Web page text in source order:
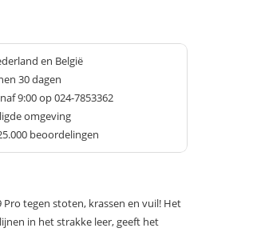
en België
30 dagen
9:00 op 024-7853362
omgeving
beoordelingen
Pro tegen stoten, krassen en vuil! Het
in het strakke leer, geeft het